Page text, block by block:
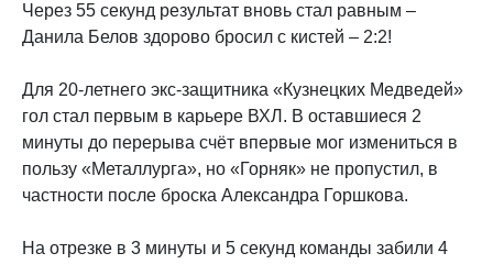
Через 55 секунд результат вновь стал равным –
Данила Белов здорово бросил с кистей – 2:2!
Для 20-летнего экс-защитника «Кузнецких Медведей»
гол стал первым в карьере ВХЛ. В оставшиеся 2
минуты до перерыва счёт впервые мог измениться в
пользу «Металлурга», но «Горняк» не пропустил, в
частности после броска Александра Горшкова.
На отрезке в 3 минуты и 5 секунд команды забили 4